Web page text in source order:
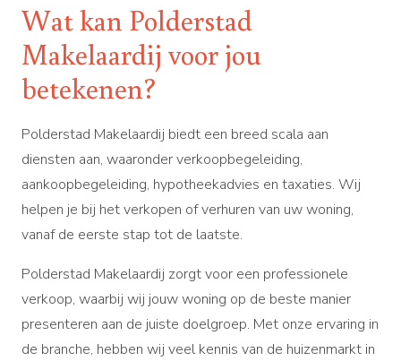
Wat kan Polderstad
Makelaardij voor jou
betekenen?
Polderstad Makelaardij biedt een breed scala aan
diensten aan, waaronder verkoopbegeleiding,
aankoopbegeleiding, hypotheekadvies en taxaties. Wij
helpen je bij het verkopen of verhuren van uw woning,
vanaf de eerste stap tot de laatste.
Polderstad Makelaardij zorgt voor een professionele
verkoop, waarbij wij jouw woning op de beste manier
presenteren aan de juiste doelgroep. Met onze ervaring in
de branche, hebben wij veel kennis van de huizenmarkt in